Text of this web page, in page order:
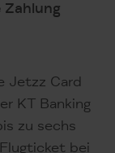
Zahlung
Jetzz Card
KT Banking
zu sechs
bei